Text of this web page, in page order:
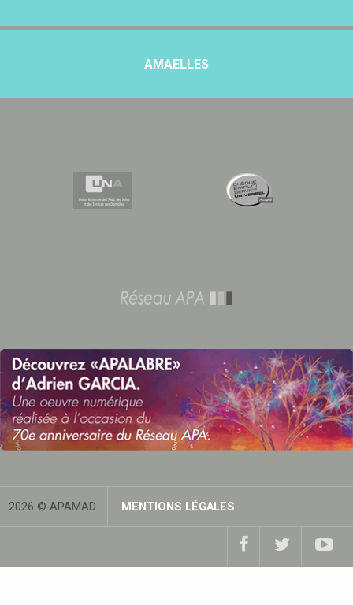
AMAELLES
2026 © APAMAD MENTIONS LÉGALES